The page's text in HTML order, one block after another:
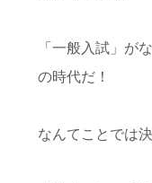
「一般入試」が
の時代だ！
なんてことでは